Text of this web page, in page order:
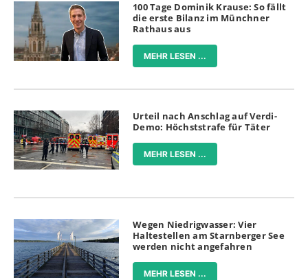
100 Tage Dominik Krause: So fällt
die erste Bilanz im Münchner
Rathaus aus
MEHR LESEN ...
Urteil nach Anschlag auf Verdi-
Demo: Höchststrafe für Täter
MEHR LESEN ...
Wegen Niedrigwasser: Vier
Haltestellen am Starnberger See
werden nicht angefahren
MEHR LESEN ...